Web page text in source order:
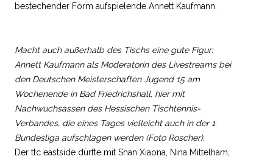
bestechender Form aufspielende Annett Kaufmann.
Macht auch außerhalb des Tischs eine gute Figur:
Annett Kaufmann als Moderatorin des Livestreams bei
den Deutschen Meisterschaften Jugend 15 am
Wochenende in Bad Friedrichshall, hier mit
Nachwuchsassen des Hessischen Tischtennis-
Verbandes, die eines Tages vielleicht auch in der 1.
Bundesliga aufschlagen werden (Foto Roscher).
Der ttc eastside dürfte mit Shan Xiaona, Nina Mittelham,